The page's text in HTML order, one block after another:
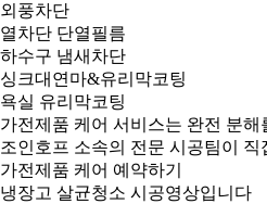
외풍차단
열차단 단열필름
하수구 냄새차단
싱크대연마&유리막코팅
욕실 유리막코팅
가전제품 케어 서비스는 완전 분해
조인호프 소속의 전문 시공팀이 직
가전제품 케어 예약하기
냉장고 살균청소 시공영상입니다